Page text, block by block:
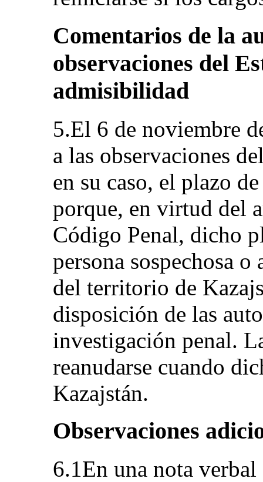
Comentarios de la
observaciones del
admisibilidad
5.El 6 de noviembre
a las observaciones
en su caso, el plazo
porque, en virtud del
Código Penal, dicho
persona sospechosa o
del territorio de
disposición de las
investigación penal.
reanudarse cuando
Kazajstán.
Observaciones
6.1En una nota